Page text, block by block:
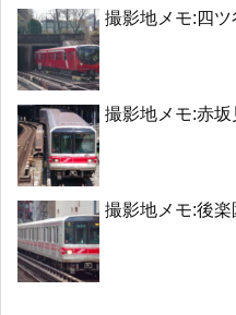
撮影地メモ:四
撮影地メモ:赤
撮影地メモ:後楽